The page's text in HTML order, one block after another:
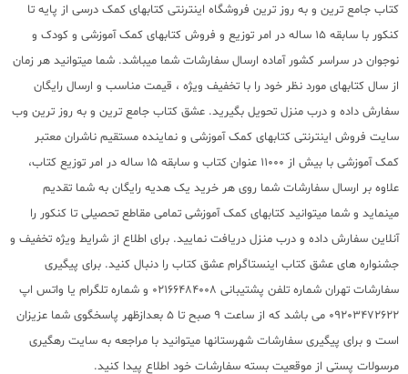
کتاب جامع ترین و به روز ترین فروشگاه اینترنتی کتابهای کمک درسی از پایه تا
کنکور با سابقه 15 ساله در امر توزیع و فروش کتابهای کمک آموزشی و کودک و
نوجوان در سراسر کشور آماده ارسال سفارشات شما میباشد. شما میتوانید هر زمان
از سال کتابهای مورد نظر خود را با تخفیف ویژه ، قیمت مناسب و ارسال رایگان
سفارش داده و درب منزل تحویل بگیرید. عشق کتاب جامع ترین و به روز ترین وب
سایت فروش اینترنتی کتابهای کمک آموزشی و نماینده مستقیم ناشران معتبر
کمک آموزشی با بیش از 11000 عنوان کتاب و سابقه 15 ساله در امر توزیع کتاب،
علاوه بر ارسال سفارشات شما روی هر خرید یک هدیه رایگان به شما تقدیم
مینماید و شما میتوانید کتابهای کمک آموزشی تمامی مقاطع تحصیلی تا کنکور را
آنلاین سفارش داده و درب منزل دریافت نمایید. برای اطلاع از شرایط ویژه تخفیف و
جشنواره های عشق کتاب اینستاگرام عشق کتاب را دنبال کنید. برای پیگیری
سفارشات تهران شماره تلفن پشتیبانی 02166484008 و شماره تلگرام یا واتس اپ
09203472622 می باشد که از ساعت 9 صبح تا 5 بعدازظهر پاسخگوی شما عزیزان
است و برای پیگیری سفارشات شهرستانها میتوانید با مراجعه به سایت رهگیری
مرسولات پستی از موقعیت بسته سفارشات خود اطلاع پیدا کنید.